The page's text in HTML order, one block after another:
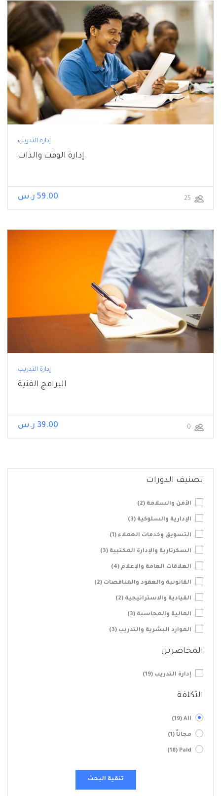
إدارة التدريب
إدارة الوقت والذات
59.00 ر.س
إدارة التدريب
البرامج الفنية
39.00 ر.س
تصنيف الدورات
الأمن والسلامة (2)
الإدارية والسلوكية (3)
التسويق وخدمات العملاء (1)
السكرتارية والإدارة المكتبية (3)
العلاقات العامة والإعلام (4)
القانونية والعقود والمناقصات (2)
القيادية والاستراتيجية (2)
المالية والمحاسبة (3)
الموارد البشرية والتدريب (3)
المحاضرين
إدارة التدريب (19)
التكلفة
All
(19)
مجاناً (1)
Paid
(18)
تنقية البحث